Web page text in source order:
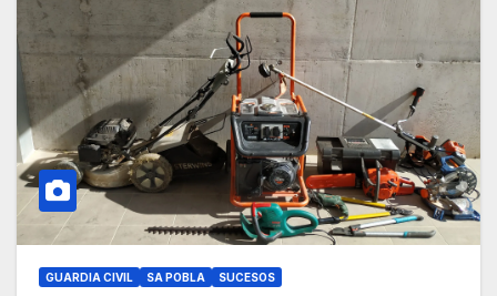
GUARDIA CIVIL SA POBLA SUCESOS